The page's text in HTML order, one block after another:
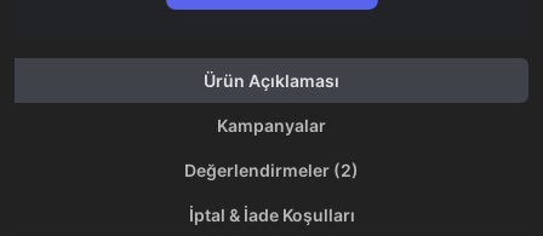
Ürün Açıklaması
Kampanyalar
Değerlendirmeler (2)
İptal & İade Koşulları